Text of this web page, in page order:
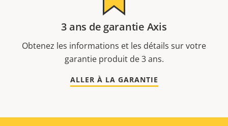
3 ans de garantie Axis
Obtenez les informations et les détails sur votre
garantie produit de 3 ans.
ALLER À LA GARANTIE